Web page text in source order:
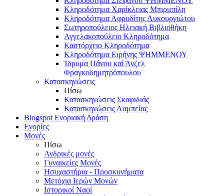
Κληροδότημα Χαρίκλειας Μπιρμπίλη
Κληροδότημα Αφροδίτης Λυκουργιώτου
Σωτηροπούλειος Ηλειακή Βιβλιοθήκη
Αγγελακοπούλειο Κληροδότημα
Καστόρχειο Κληροδότημα
Κληροδότημα Ειρήνης ΨΗΜΜΕΝΟΥ
Ίδρυμα Πάνου καί Άνζελ
Φραγκοδημητρόπουλου
Κατασκηνώσεις
Πίσω
Κατασκηνώσεις Σκαφιδιάς
Κατασκηνώσεις Λαμπείας
Blogspot Ενοριακή Δράση
Ενορίες
Μονές
Πίσω
Ανδρικές μονές
Γυναικείες Μονές
Ησυχαστήρια - Προσκυνήματα
Μετόχια Ιερών Μονών
Ιστορικοί Ναοί